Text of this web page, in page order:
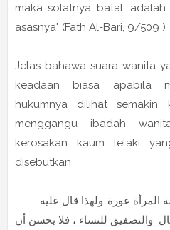
maka solatnya batal,
asasnya" (Fath Al-Bari, 9/509 )
Jelas bahawa suara wanita
keadaan biasa apabila
hukumnya dilihat semakin
menggangu ibadah
kerosakan kaum lelaki
disebutkan
عورة..ولهذا قال عليه
والتصفيق للنساء ، فلا يحسن أن